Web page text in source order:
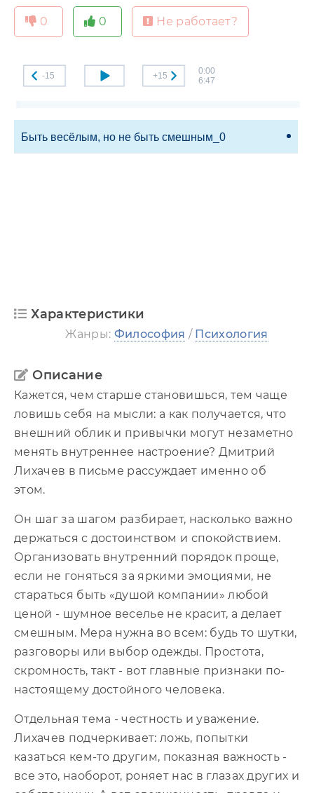
0 0 Не работает?
-15 +15
0:00
6:47
Быть весёлым, но не быть смешным_0
Характеристики
Жанры: Философия / Психология
Описание
Кажется, чем старше становишься, тем чаще
ловишь себя на мысли: а как получается, что
внешний облик и привычки могут незаметно
менять внутреннее настроение? Дмитрий
Лихачев в письме рассуждает именно об
этом.
Он шаг за шагом разбирает, насколько важно
держаться с достоинством и спокойствием.
Организовать внутренний порядок проще,
если не гоняться за яркими эмоциями, не
стараться быть «душой компании» любой
ценой - шумное веселье не красит, а делает
смешным. Мера нужна во всем: будь то шутки,
разговоры или выбор одежды. Простота,
скромность, такт - вот главные признаки по-
настоящему достойного человека.
Отдельная тема - честность и уважение.
Лихачев подчеркивает: ложь, попытки
казаться кем-то другим, показная важность -
все это, наоборот, роняет нас в глазах других и